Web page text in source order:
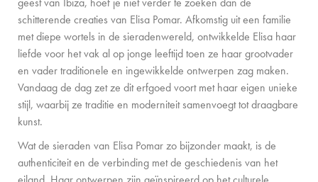
schitterende creaties van Elisa Pomar. Afkomstig uit een familie
met diepe wortels in de sieradenwereld, ontwikkelde Elisa haar
liefde voor het vak al op jonge leeftijd toen ze haar grootvader
en vader traditionele en ingewikkelde ontwerpen zag maken.
Vandaag de dag zet ze dit erfgoed voort met haar eigen unieke
stijl, waarbij ze traditie en moderniteit samenvoegt tot draagbare
kunst.
Wat de sieraden van Elisa Pomar zo bijzonder maakt, is de
authenticiteit en de verbinding met de geschiedenis van het